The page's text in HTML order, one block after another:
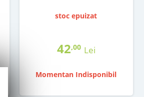
stoc epuizat
42,00 Lei
Momentan Indisponibil